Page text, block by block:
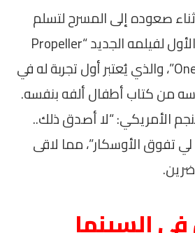
صعوده إلى المسرح لتسلم
الجائزة. قبل العرض الأول لفيلمه الجديد “Propeller
One-Way Night Coach”، والذي يُعتبر أول تجربة له في
من كتاب أطفال ألفه بنفسه.
الأمريكي: “لا أصدق ذلك..
لي تفوق الأوسكار”، مما لاقى
السينما